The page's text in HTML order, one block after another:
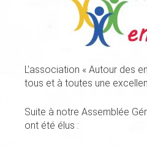
L'association « Autour des
tous et à toutes une
Suite à notre Assemblée
ont été élus :